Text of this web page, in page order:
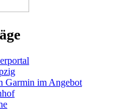
Garmin im Angebot